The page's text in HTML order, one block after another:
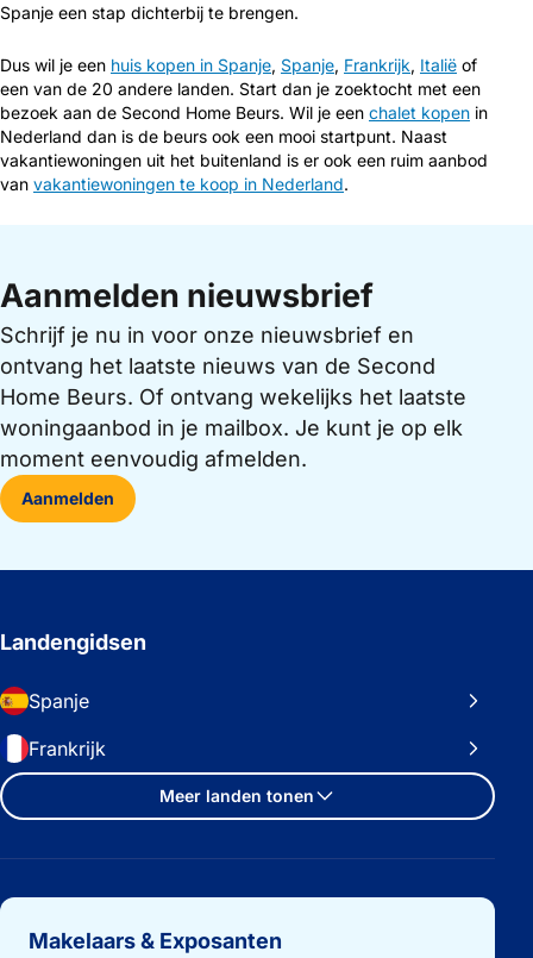
Spanje een stap dichterbij te brengen.
Dus wil je een huis kopen in Spanje, Spanje, Frankrijk, Italië of
een van de 20 andere landen. Start dan je zoektocht met een
bezoek aan de Second Home Beurs. Wil je een chalet kopen in
Nederland dan is de beurs ook een mooi startpunt. Naast
vakantiewoningen uit het buitenland is er ook een ruim aanbod
van vakantiewoningen te koop in Nederland.
Aanmelden nieuwsbrief
Schrijf je nu in voor onze nieuwsbrief en
ontvang het laatste nieuws van de Second
Home Beurs. Of ontvang wekelijks het laatste
woningaanbod in je mailbox. Je kunt je op elk
moment eenvoudig afmelden.
Aanmelden
Landengidsen
Spanje
Frankrijk
Meer landen tonen
Belangrijke links
Makelaars & Exposanten